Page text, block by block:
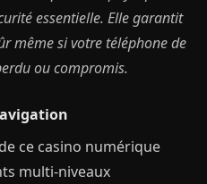
essentielle. Elle garantit
même si votre téléphone de
ou compromis.
ce casino numérique
multi-niveaux